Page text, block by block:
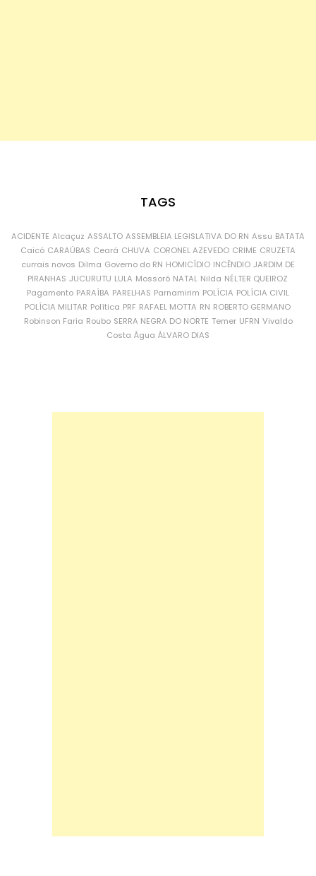
TAGS
ACIDENTE Alcaçuz ASSALTO ASSEMBLEIA LEGISLATIVA DO RN Assu BATATA
Caicó CARAÚBAS Ceará CHUVA CORONEL AZEVEDO CRIME CRUZETA
currais novos Dilma Governo do RN HOMICÍDIO INCÊNDIO JARDIM DE
PIRANHAS JUCURUTU LULA Mossoró NATAL Nilda NÉLTER QUEIROZ
Pagamento PARAÍBA PARELHAS Parnamirim POLÍCIA POLÍCIA CIVIL
POLÍCIA MILITAR Política PRF RAFAEL MOTTA RN ROBERTO GERMANO
Robinson Faria Roubo SERRA NEGRA DO NORTE Temer UFRN Vivaldo
Costa Água ÁLVARO DIAS